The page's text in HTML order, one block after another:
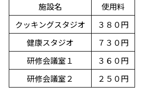
施設名
使用料
クッキングスタジオ
３８０円
健康スタジオ
７３０円
研修会議室１
３６０円
研修会議室２
２５０円